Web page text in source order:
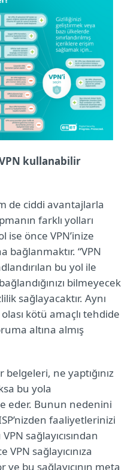
kullanabilir
de ciddi avantajlarla
farklı yolları
ise önce VPN’inize
bağlanmaktır. “VPN
bu yol ile
bilmeyecek
sağlayacaktır. Aynı
kötü amaçlı tehdide
altına almış
ne yaptığınız
bu yola
eder. Bunun nedenini
faaliyetlerinizi
sağlayıcısından
sağlayıcınıza
bu sağlayıcının meta